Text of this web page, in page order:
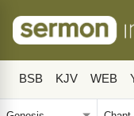
BSB KJV WEB